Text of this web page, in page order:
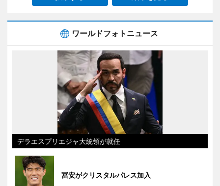
ワールドフォトニュース
デラエスプリエジャ大統領が就任
冨安がクリスタルパレス加入